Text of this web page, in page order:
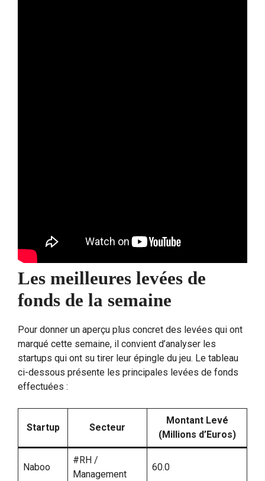
Les meilleures levées de
fonds de la semaine
Pour donner un aperçu plus concret des levées qui ont
marqué cette semaine, il convient d’analyser les
startups qui ont su tirer leur épingle du jeu. Le tableau
ci-dessous présente les principales levées de fonds
effectuées :
Startup Secteur
Montant Levé
(Millions d’Euros)
Naboo
#RH /
Management
60.0